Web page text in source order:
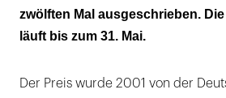
zwölften Mal ausgeschrieben.
läuft bis zum 31. Mai.
Der Preis wurde 2001 von der